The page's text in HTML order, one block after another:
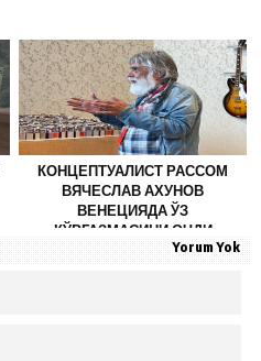
КОНЦЕПТУАЛИСТ РАССОМ
ВЯЧЕСЛАВ АХУНОВ
ВЕНЕЦИЯДА ЎЗ
КЎРГАЗМАСИНИ ОЧДИ
Yorum Yok